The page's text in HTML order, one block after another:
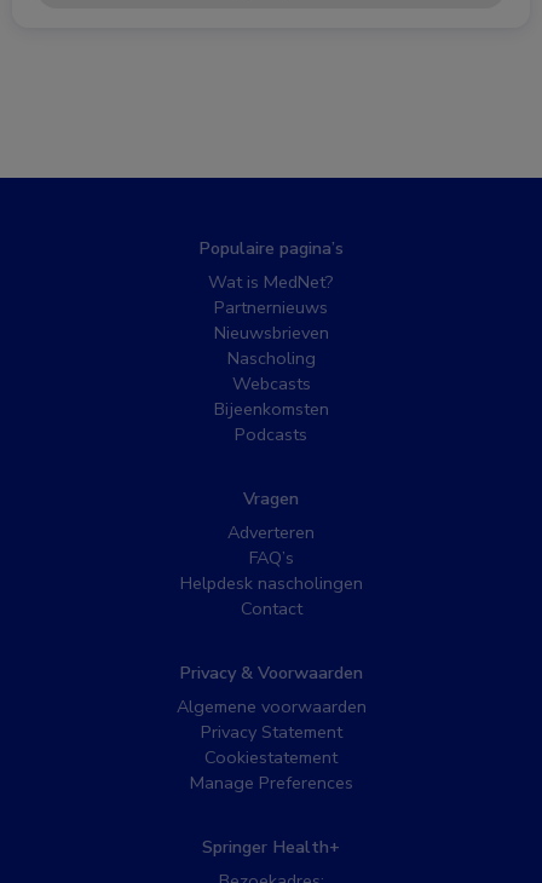
Populaire pagina’s
Wat is MedNet?
Partnernieuws
Nieuwsbrieven
Nascholing
Webcasts
Bijeenkomsten
Podcasts
Vragen
Adverteren
FAQ’s
Helpdesk nascholingen
Contact
Privacy & Voorwaarden
Algemene voorwaarden
Privacy Statement
Cookiestatement
Manage Preferences
Springer Health+